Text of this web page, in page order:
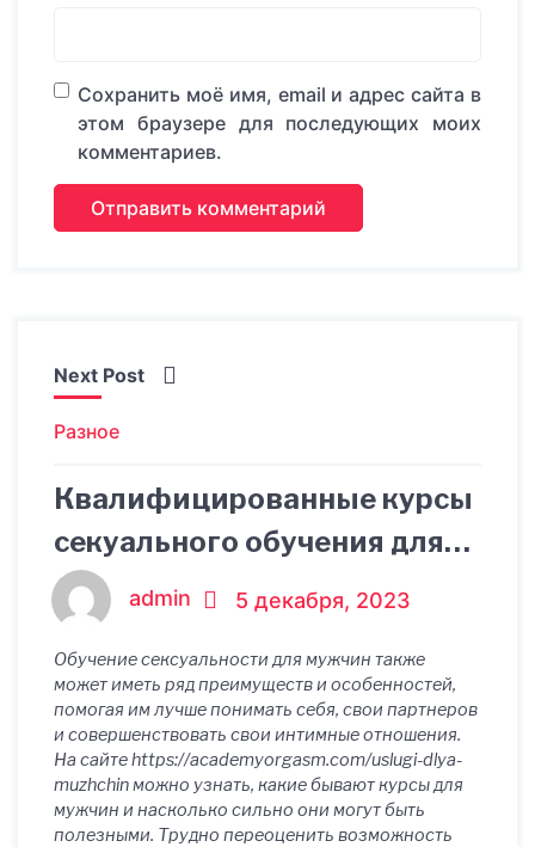
Сохранить моё имя, email и адрес сайта в
этом браузере для последующих моих
комментариев.
Next Post
Разное
Квалифицированные курсы
секуального обучения для
мужчин: возможности и
преимущества
admin 5 декабря, 2023
Обучение сексуальности для мужчин также
может иметь ряд преимуществ и особенностей,
помогая им лучше понимать себя, свои партнеров
и совершенствовать свои интимные отношения.
На сайте https://academyorgasm.com/uslugi-dlya-
muzhchin можно узнать, какие бывают курсы для
мужчин и насколько сильно они могут быть
полезными. Трудно переоценить возможность